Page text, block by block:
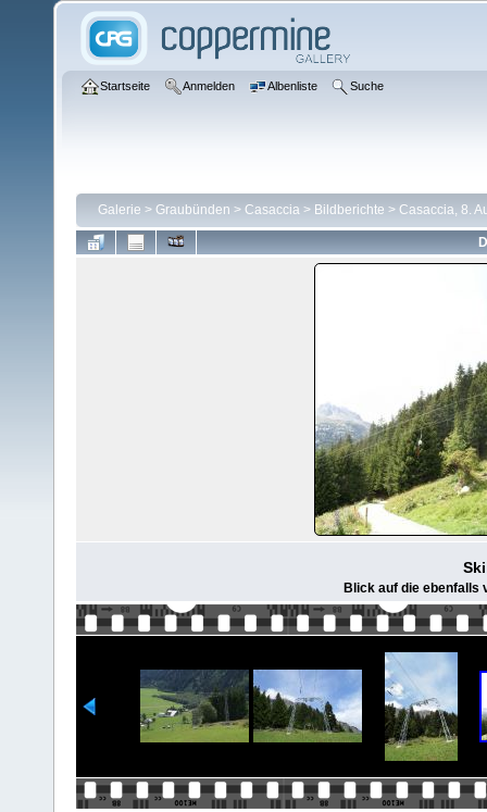
Startseite Anmelden Albenliste Suche
Galerie > Graubünden > Casaccia > Bildberichte > Casaccia, 8.
Blick auf die